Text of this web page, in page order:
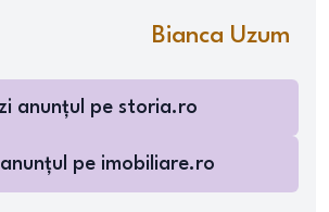
Bianca Uzum
anunțul pe storia.ro
pe imobiliare.ro